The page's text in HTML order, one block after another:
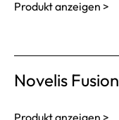
Produkt anzeigen >
Novelis Fusion
Produkt anzeigen >